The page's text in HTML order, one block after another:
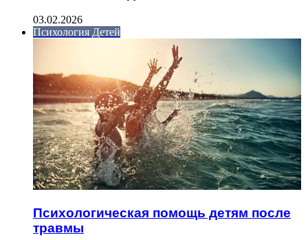
03.02.2026
Психология Детей
Психологическая помощь детям после
травмы